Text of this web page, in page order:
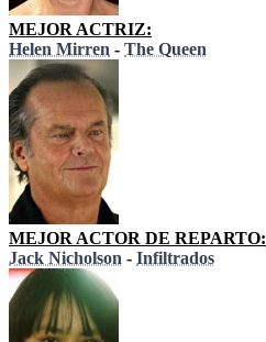
MEJOR ACTRIZ:
Helen Mirren - The Queen
MEJOR ACTOR DE REPARTO:
Jack Nicholson - Infiltrados